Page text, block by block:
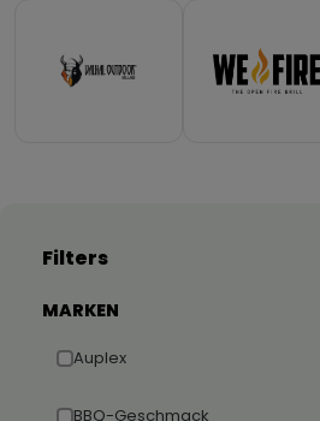
Filters
MARKEN
Auplex
BBQ-Geschmack